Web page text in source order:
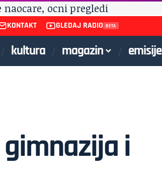
KONTAKT GLEDAJ RADIO
kultura magazin emisije
i